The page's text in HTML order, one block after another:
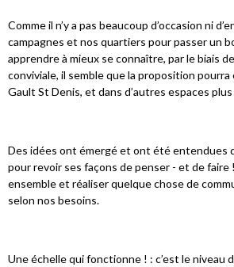
Comme il n’y a pas beaucoup d’occasion ni
campagnes et nos quartiers pour passer un
apprendre à mieux se connaître, par le biais
conviviale, il semble que la proposition
Gault St Denis, et dans d’autres espaces
Des idées ont émergé et ont été entendues
pour revoir ses façons de penser - et de faire
ensemble et réaliser quelque chose de
selon nos besoins.
Une échelle qui fonctionne ! : c’est le niveau